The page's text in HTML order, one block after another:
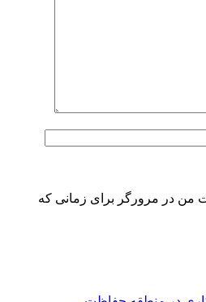
من در مرورگر برای زمانی که